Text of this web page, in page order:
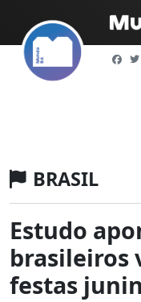
BRASIL
Estudo
brasileiros
festas